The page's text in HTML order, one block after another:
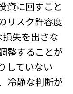
資に回すこと
リスク許容度
失を出さな
整することが
していない
冷静な判断が